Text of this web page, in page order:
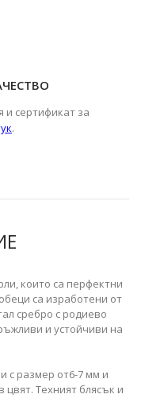
и сертификат за
.
които са перфектни
са изработени от
сребро с родиево
и устойчиви на
с размер от6-7 мм и
Техният блясък и